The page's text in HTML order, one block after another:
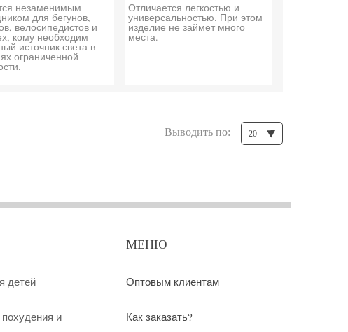
незаменимым
для бегунов,
велосипедистов и
кому необходим
источник света в
ограниченной
Отличается легкостью и
универсальностью. При этом
изделие не займет много
места.
Выводить по: 20
детей
и
МЕНЮ
Оптовым клиентам
Как заказать?